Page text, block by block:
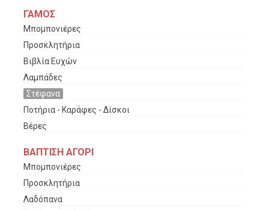
ΓΑΜΟΣ
Μπομπονιέρες
Προσκλητήρια
Βιβλία Ευχών
Λαμπάδες
Στέφανα
Ποτήρια - Καράφες - Δίσκοι
Βέρες
ΒΑΠΤΙΣΗ ΑΓΟΡΙ
Μπομπονιέρες
Προσκλητήρια
Λαδόπανα